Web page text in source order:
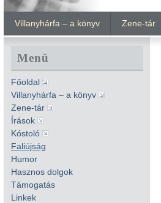
Villanyhárfa – a könyv Zene-tár
Menü
Főoldal
Villanyhárfa – a könyv
Zene-tár
Írások
Kóstoló
Faliújság
Humor
Hasznos dolgok
Támogatás
Linkek